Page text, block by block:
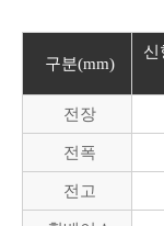
구분(mm)
신
전장
전폭
전고